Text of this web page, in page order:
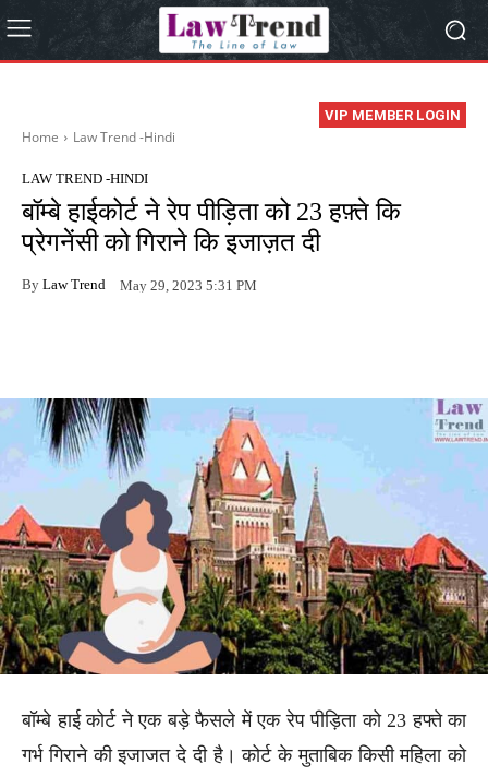
VIP MEMBER LOGIN
Home Law Trend -Hindi
LAW TREND -HINDI
बॉम्बे हाईकोर्ट ने रेप पीड़िता को 23 हफ़्ते कि
प्रेगनेंसी को गिराने कि इजाज़त दी
By Law Trend May 29, 2023 5:31 PM
बॉम्बे हाई कोर्ट ने एक बड़े फैसले में एक रेप पीड़िता को 23 हफ्ते का
गर्भ गिराने की इजाजत दे दी है। कोर्ट के मुताबिक किसी महिला को